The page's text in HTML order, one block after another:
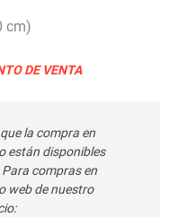
cm)
DE VENTA
la compra en
están disponibles
compras en
web de nuestro